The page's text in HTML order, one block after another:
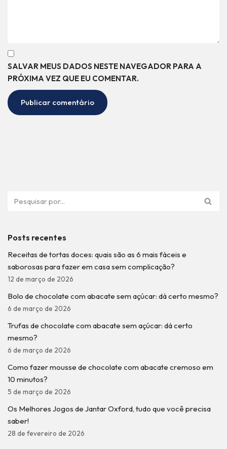
SALVAR MEUS DADOS NESTE NAVEGADOR PARA A
PRÓXIMA VEZ QUE EU COMENTAR.
Posts recentes
Receitas de tortas doces: quais são as 6 mais fáceis e
saborosas para fazer em casa sem complicação?
12 de março de 2026
Bolo de chocolate com abacate sem açúcar: dá certo mesmo?
6 de março de 2026
Trufas de chocolate com abacate sem açúcar: dá certo
mesmo?
6 de março de 2026
Como fazer mousse de chocolate com abacate cremoso em
10 minutos?
5 de março de 2026
Os Melhores Jogos de Jantar Oxford, tudo que você precisa
saber!
28 de fevereiro de 2026